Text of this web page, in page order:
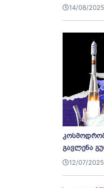
14/08/
გავლენა
12/07/